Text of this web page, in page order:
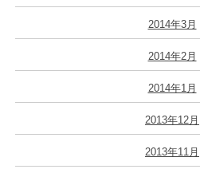
2014年3月
2014年2月
2014年1月
2013年12月
2013年11月